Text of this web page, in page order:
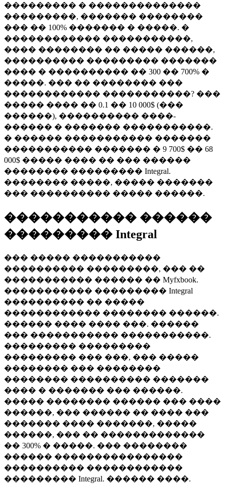
��������� � ��������������
���������, ������� ��������
��� �� 100% ������� � �����. �
������������ �����������,
���� �������� �� ����� ������,
���������� ��������� �������
���� � ���������� �� 300 �� 700% �
�����. ��� �� �������� ���
������������ �����������? ���
����� ���� �� 0.1 �� 10 000$ (���
������), ���������� ����-
������ � ������� �����������.
� ������ ����������� �������
����������� ������� � 9 700$ �� 68
000$ ����� ���� �� ��� ������
�������� ��������� Integral.
�������� �����, ����� �������
��� ���������� ����� ������.
����������� ������
��������� Integral
��� ����� �����������
���������� ���������, ��� ��
����������� ������ �� Myfxbook.
����������� ��������� Integral
���������� �� �����
������������ �������� ������.
������ ���� ���� ���. ������
��� ����������� �����������.
��������� ���������
��������� ��� ���, ��� �����
�������� ��� ��������
�������� ���������� �������
���� � ������� ��� ������.
����� �������� ������ ��� ����
������, ��� ������ �� ���� ���
������� ���� �������, �����
������, ��� �� �������������
�� 300% � �����. ��� ��������
������ ����������������
���������� ������������
��������� Integral. ������ ����.